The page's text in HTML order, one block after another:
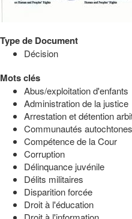
Type de Document
Décision
Mots clés
Abus/exploitation d'enfants
Administration de la justice
Arrestation et détention
Communautés autochtones
Compétence de la Cour
Corruption
Délinquance juvénile
Délits militaires
Disparition forcée
Droit à l'éducation